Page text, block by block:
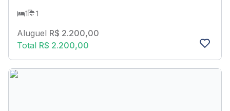
1 1
Aluguel R$ 2.200,00
Total R$ 2.200,00